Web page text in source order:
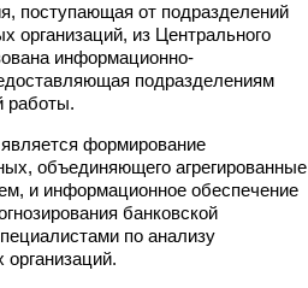
поступающая от подразделений
организаций, из Центрального
информационно-
подразделениям
работы.
формирование
объединяющего агрегированные
и информационное обеспечение
банковской
по анализу